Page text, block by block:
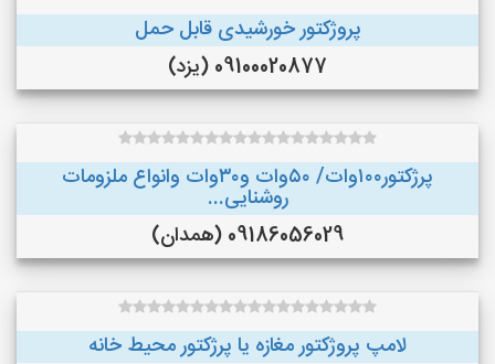
پروژکتور خورشیدی قابل حمل
09100020877 (یزد)
پرژکتور۱۰۰وات/ ۵۰وات و۳۰وات وانواع ملزومات
روشنایی...
09186056029 (همدان)
لامپ پروژکتور مغازه یا پرژکتور محیط خانه